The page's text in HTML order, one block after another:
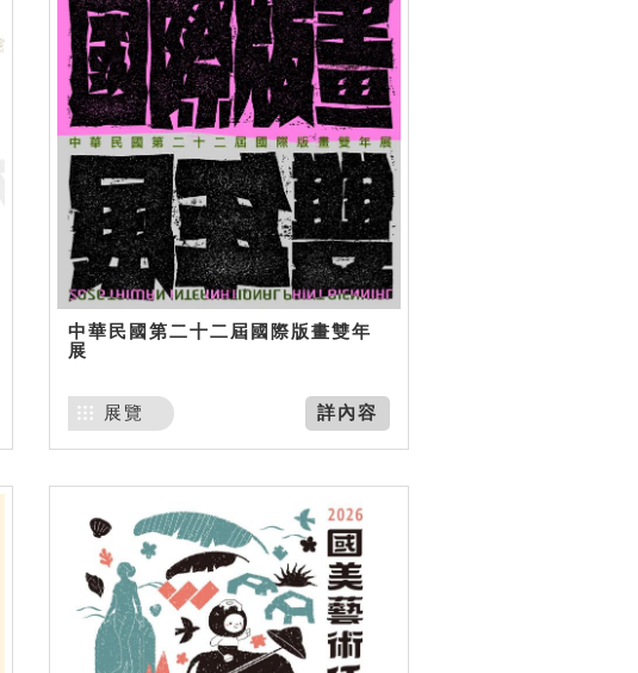
中華民國第二十二屆國際版畫雙年
展
詳內容
展覽